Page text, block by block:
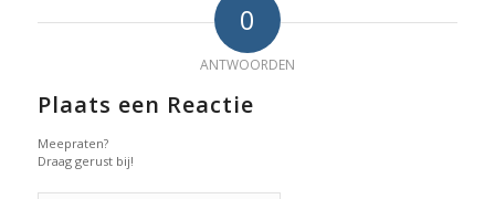
0
ANTWOORDEN
Plaats een Reactie
Meepraten?
Draag gerust bij!